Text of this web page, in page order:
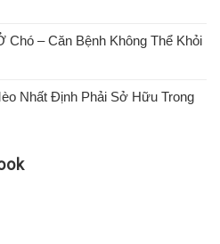
Chó – Căn Bệnh Không Thể Khỏi
Nhất Định Phải Sở Hữu Trong